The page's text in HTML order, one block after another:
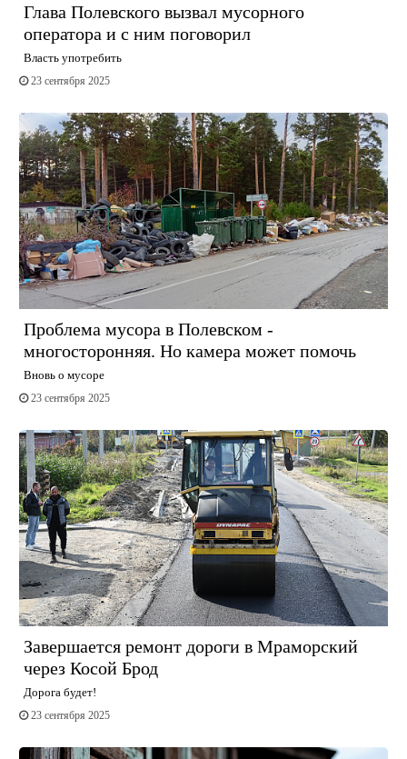
Глава Полевского вызвал мусорного
оператора и с ним поговорил
Власть употребить
23 сентября 2025
Проблема мусора в Полевском -
многосторонняя. Но камера может помочь
Вновь о мусоре
23 сентября 2025
Завершается ремонт дороги в Мраморский
через Косой Брод
Дорога будет!
23 сентября 2025